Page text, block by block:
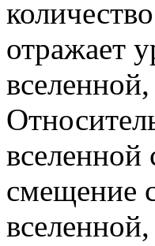
отражает
вселенной
смещение